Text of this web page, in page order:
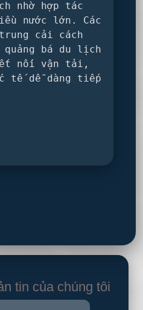
nhờ hợp tác
nước lớn. Các
cải cách
quảng bá du lịch
nối vận tải,
tế dễ dàng tiếp
tin của chúng tôi